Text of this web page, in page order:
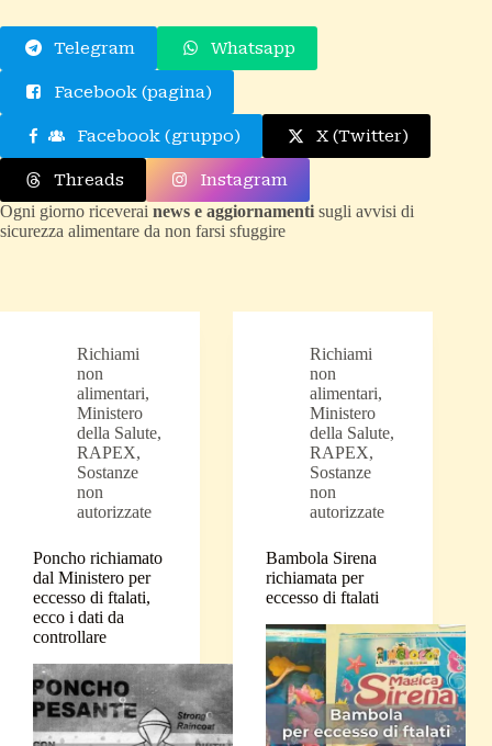
Telegram Whatsapp
Facebook (pagina)
Facebook (gruppo) X (Twitter)
Threads Instagram
Ogni giorno riceverai news e aggiornamenti sugli avvisi di
sicurezza alimentare da non farsi sfuggire
Richiami
non
alimentari,
Ministero
della Salute,
RAPEX,
Sostanze
non
autorizzate
Poncho richiamato
dal Ministero per
eccesso di ftalati,
ecco i dati da
controllare
Richiami
non
alimentari,
Ministero
della Salute,
RAPEX,
Sostanze
non
autorizzate
Bambola Sirena
richiamata per
eccesso di ftalati